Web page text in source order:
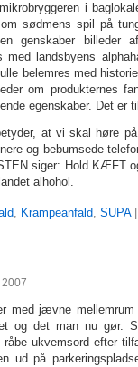
i
sødmens spil på
genskaber billeder
med landsbyens
belemres med
om produkternes
egenskaber. Det er
at vi skal høre
og bebumsede
siger: Hold KÆFT
alhohol.
, Krampeanfald, SUPA
med jævne
og det man nu gør.
ukvemsord efter
ud på